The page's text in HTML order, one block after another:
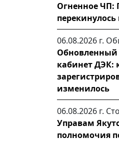
Огненное ЧП:
перекинулось
06.08.2026 г.
кабинет ДЭК:
изменилось
06.08.2026 г.
Управам
полномочия